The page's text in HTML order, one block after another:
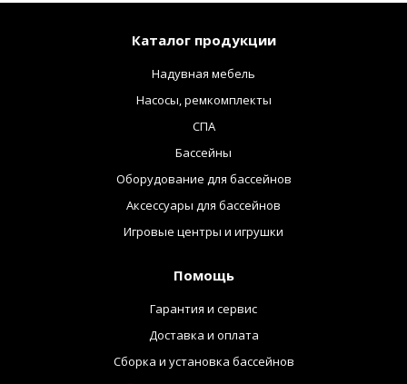
Каталог продукции
Надувная мебель
Насосы, ремкомплекты
СПА
Бассейны
Оборудование для бассейнов
Аксессуары для бассейнов
Игровые центры и игрушки
Помощь
Гарантия и сервис
Доставка и оплата
Сборка и установка бассейнов